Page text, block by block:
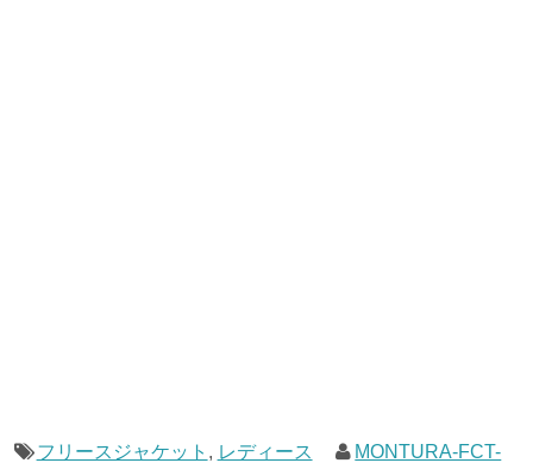
フリースジャケット , レディース
MONTURA-FCT-